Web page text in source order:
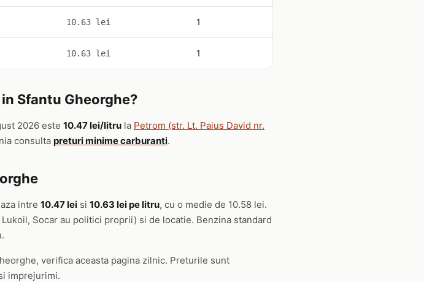
10.63 lei 1
10.63 lei 1
Sfantu Gheorghe?
2026 este 10.47 lei/litru la Petrom (str. Lt. Paius David nr.
consulta preturi minime carburanti.
intre 10.47 lei si 10.63 lei pe litru, cu o medie de 10.58 lei.
Socar au politici proprii) si de locatie. Benzina standard
verifica aceasta pagina zilnic. Preturile sunt
imprejurimi.